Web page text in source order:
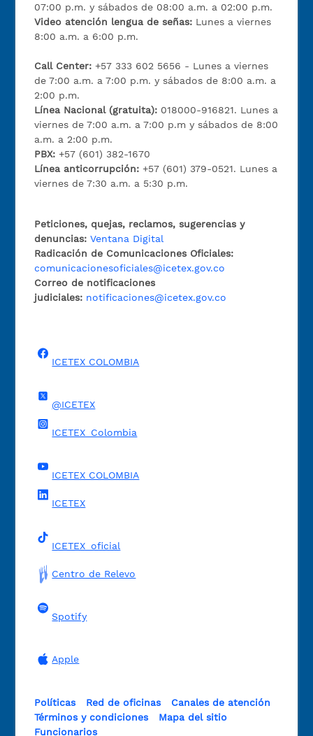
07:00 p.m. y sábados de 08:00 a.m. a 02:00 p.m.
Video atención lengua de señas: Lunes a viernes
8:00 a.m. a 6:00 p.m.
Call Center:+57 333 602 5656 - Lunes a viernes
de 7:00 a.m. a 7:00 p.m. y sábados de 8:00 a.m. a
2:00 p.m.
Línea Nacional (gratuita): 018000-916821. Lunes a
viernes de 7:00 a.m. a 7:00 p.m y sábados de 8:00
a.m. a 2:00 p.m.
PBX:+57 (601) 382-1670
Línea anticorrupción:+57 (601) 379-0521. Lunes a
viernes de 7:30 a.m. a 5:30 p.m.
Peticiones, quejas, reclamos, sugerencias y
denuncias: Ventana Digital
Radicación de Comunicaciones Oficiales:
comunicacionesoficiales@icetex.gov.co
Correo de notificaciones
judiciales: notificaciones@icetex.gov.co
ICETEX COLOMBIA
@ICETEX
ICETEX_Colombia
ICETEX COLOMBIA
ICETEX
ICETEX_oficial
Centro de Relevo
Spotify
Apple
Políticas Red de oficinas
Canales de atención
Términos y condiciones
Mapa del sitio
Funcionarios